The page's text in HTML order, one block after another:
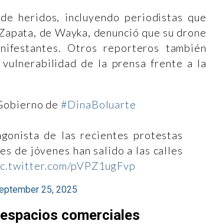
heridos, incluyendo periodistas que
de Wayka, denunció que su drone
Otros reporteros también
de la prensa frente a la
de#DinaBoluarte
de las recientes protestas
de jóvenes han salido a las calles
pVPZ1ugFvp
25, 2025
comerciales